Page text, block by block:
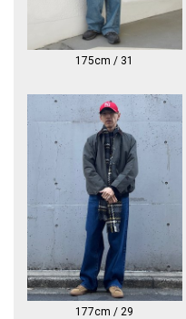
ムで、歴史を紡いでいくように
ションを発信。
日本が誇るUSED加工の技術を
し、労働力の減少を賄えるよう
【注意事項】
※末永く愛用頂く為に、アテン
上、着用又はお取り扱いください
※撮影環境による光の当たり具
環境によって、実際の色味と異
商品の色味は商品単体で撮影し
175cm / 31
177cm / 29